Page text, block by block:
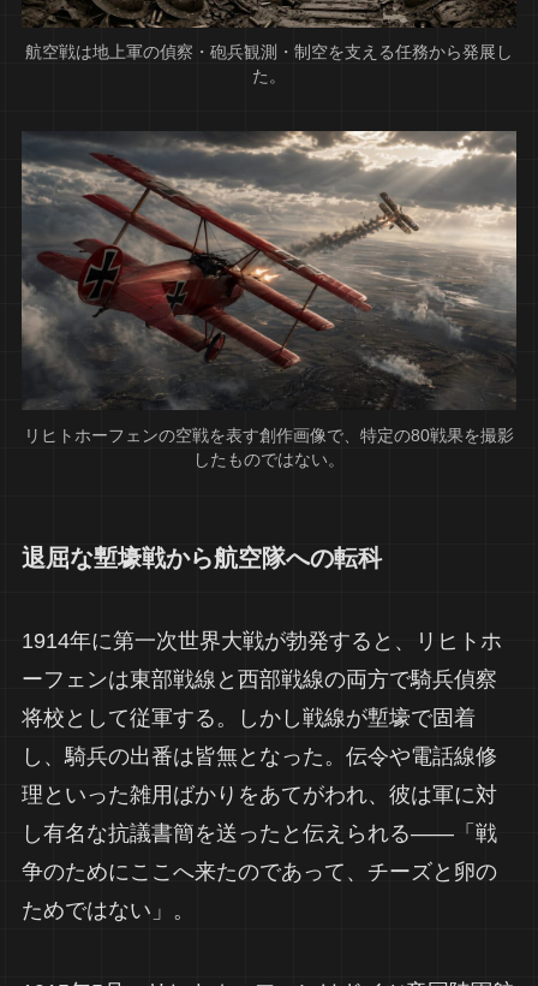
航空戦は地上軍の偵察・砲兵観測・制空を支える任務から発展し
た。
リヒトホーフェンの空戦を表す創作画像で、特定の80戦果を撮影
したものではない。
退屈な塹壕戦から航空隊への転科
1914年に第一次世界大戦が勃発すると、リヒトホ
ーフェンは東部戦線と西部戦線の両方で騎兵偵察
将校として従軍する。しかし戦線が塹壕で固着
し、騎兵の出番は皆無となった。伝令や電話線修
理といった雑用ばかりをあてがわれ、彼は軍に対
し有名な抗議書簡を送ったと伝えられる——「戦
争のためにここへ来たのであって、チーズと卵の
ためではない」。